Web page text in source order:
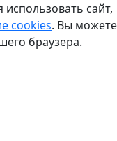
сайт,
cookies. Вы можете
браузера.